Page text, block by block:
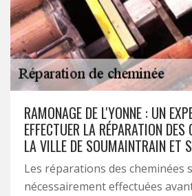
RAMONAGE DE L'YONNE : UN
EFFECTUER LA RÉPARATION
LA VILLE DE SOUMAINTRAIN ET
Les réparations des cheminées
nécessairement effectuées